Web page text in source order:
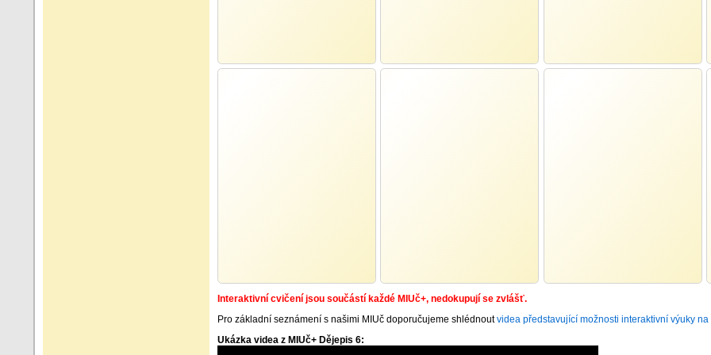
Interaktivní cvičení jsou součástí každé MIUč+, nedokupují se zvlášť.
Pro základní seznámení s našimi MIUč doporučujeme shlédnoutvidea představující možnosti interaktivní výuky na
Ukázka videa z MIUč+ Dějepis 6: